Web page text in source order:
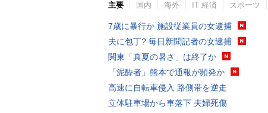
主要 国内 海外 IT 経済 スポーツ
7歳に暴行か 施設従業員の女逮捕
夫に包丁? 毎日新聞記者の女逮捕
関東「真夏の暑さ」は終了か
「泥酔者」熊本で通報が頻発か
高速に自転車侵入 路側帯を逆走
立体駐車場から車落下 夫婦死傷